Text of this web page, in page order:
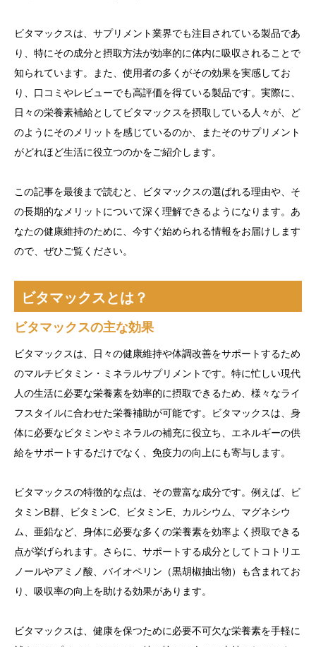
ビタマックスは、サプリメント業界でも注目されている製品であ
り、特にその成分と摂取方法が効率的に体内に吸収されることで
知られています。また、使用者の多くがその効果を実感してお
り、口コミやレビューでも高評価を得ている製品です。実際に、
日々の栄養素補給としてビタマックスを摂取している人々が、ど
のようにそのメリットを感じているのか、またそのサプリメント
がどれほど生活に役立つのかをご紹介します。
この記事を最後まで読むと、ビタマックスの選ばれる理由や、そ
の長期的なメリットについて深く理解できるようになります。あ
なたの健康維持のために、今すぐ始められる情報をお届けします
ので、ぜひご覧ください。
ビタマックスとは？
ビタマックスの主な効果
ビタマックスは、日々の健康維持や体調改善をサポートするため
のマルチビタミン・ミネラルサプリメントです。特に忙しい現代
人の生活に必要な栄養素を効率的に摂取できるため、様々なライ
フスタイルに合わせた栄養補助が可能です。ビタマックスは、身
体に必要なビタミンやミネラルの補充に役立ち、エネルギーの供
給をサポートするだけでなく、免疫力の向上にも寄与します。
ビタマックスの特徴的な点は、その豊富な成分です。例えば、ビ
タミンB群、ビタミンC、ビタミンE、カルシウム、マグネシウ
ム、亜鉛など、身体に必要な多くの栄養素を効率よく摂取できる
点が挙げられます。さらに、サポートする成分としてトコトリエ
ノールやアミノ酸、バイオペリン（黒胡椒抽出物）も含まれてお
り、吸収率の向上を助ける効果があります。
ビタマックスは、健康を保つために必要不可欠な栄養素を手軽に